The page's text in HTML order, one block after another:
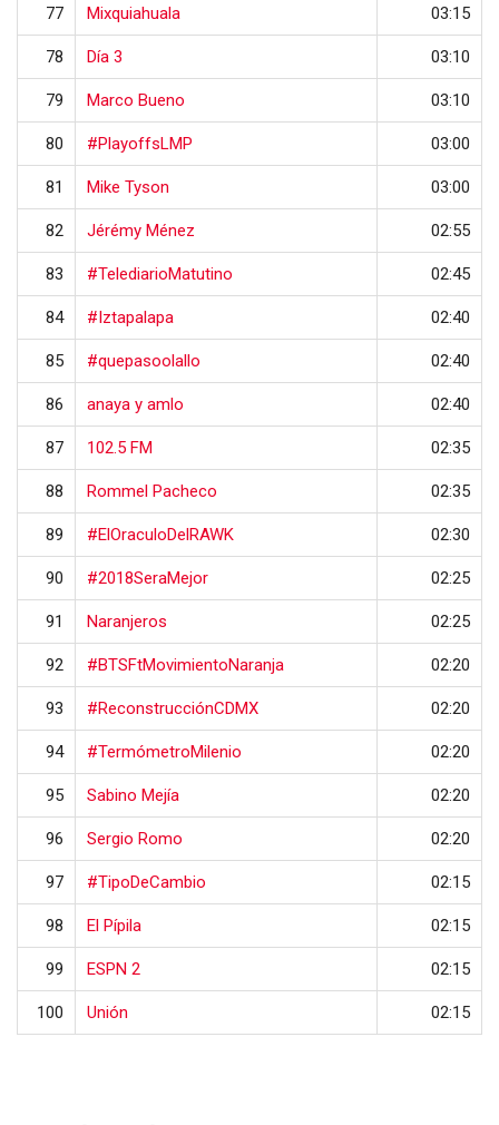
77 Mixquiahuala 03:15
78 Día 3 03:10
79 Marco Bueno 03:10
80 #PlayoffsLMP 03:00
81 Mike Tyson 03:00
82 Jérémy Ménez 02:55
83 #TelediarioMatutino 02:45
84 #Iztapalapa 02:40
85 #quepasoolallo 02:40
86 anaya y amlo 02:40
87 102.5 FM 02:35
88 Rommel Pacheco 02:35
89 #ElOraculoDelRAWK 02:30
90 #2018SeraMejor 02:25
91 Naranjeros 02:25
92 #BTSFtMovimientoNaranja 02:20
93 #ReconstrucciónCDMX 02:20
94 #TermómetroMilenio 02:20
95 Sabino Mejía 02:20
96 Sergio Romo 02:20
97 #TipoDeCambio 02:15
98 El Pípila 02:15
99 ESPN 2 02:15
100 Unión 02:15